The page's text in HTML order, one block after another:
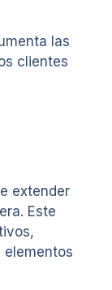
las
clientes
extender
Este
elementos